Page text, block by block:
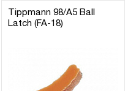
Tippmann 98/A5 Ball
Latch (FA-18)